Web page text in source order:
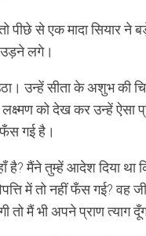
से एक मादा सियार ने
उड़ने लगे।
उन्हें सीता के अशुभ की
को देख कर उन्हें ऐसा
फँस गई है।
है? मैंने तुम्हें आदेश दिया था
में तो नहीं फँस गई? वह
तो मैं भी अपने प्राण त्याग